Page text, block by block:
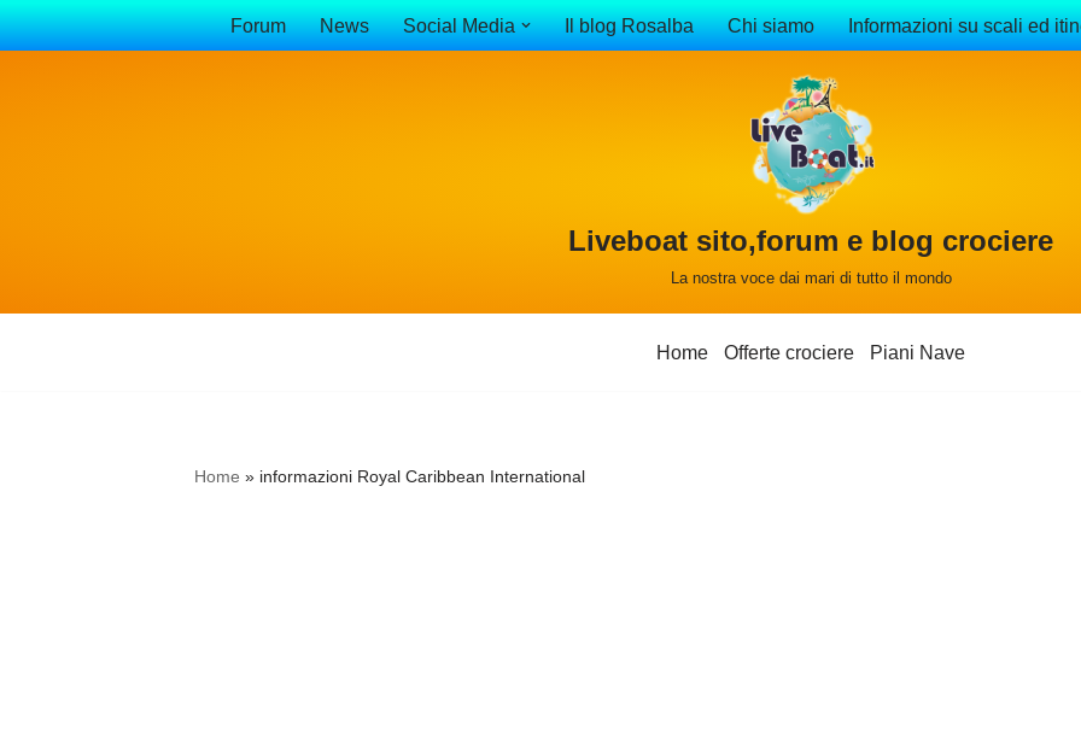
Forum News Social Media Il blog Rosalba Chi siamo Informazioni su scali ed
Liveboat sito,forum e blog crociere
La nostra voce dai mari di tutto il mondo
Home Offerte crociere Piani Nave
Home » informazioni Royal Caribbean International